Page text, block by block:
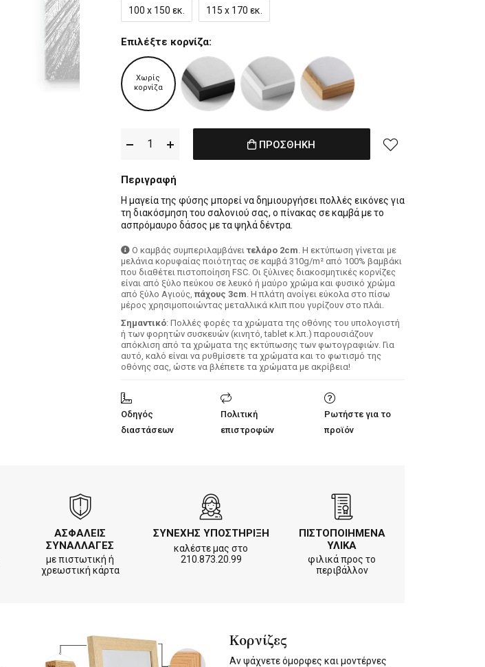
100 x 150 εκ. 115 x 170 εκ.
Επιλέξτε κορνίζα:
Χωρίς
κορνίζα
ΠΡΟΣΘΗΚΗ
Περιγραφή
Η μαγεία της φύσης μπορεί να δημιουργήσει πολλές εικόνες για
τη διακόσμηση του σαλονιού σας, ο πίνακας σε καμβά με το
ασπρόμαυρο δάσος με τα ψηλά δέντρα.
Ο καμβάς συμπεριλαμβάνει τελάρο 2cm. H εκτύπωση γίνεται με
μελάνια κορυφαίας ποιότητας σε καμβά 310g/m² από 100% βαμβάκι
που διαθέτει πιστοποίηση FSC. Οι ξύλινες διακοσμητικές κορνίζες
είναι από ξύλο πεύκου σε λευκό ή μαύρο χρώμα και φυσικό χρώμα
από ξύλο Αγιούς, πάχους 3cm. Η πλάτη ανοίγει εύκολα στο πίσω
μέρος χρησιμοποιώντας μεταλλικά κλιπ που γυρίζουν στο πλάι.
Σημαντικό: Πολλές φορές τα χρώματα της οθόνης του υπολογιστή
ή των φορητών συσκευών (κινητό, tablet κ.λπ.) παρουσιάζουν
απόκλιση από τα χρώματα της εκτύπωσης των φωτογραφιών. Για
αυτό, καλό είναι να ρυθμίσετε τα χρώματα και το φωτισμό της
οθόνης σας, ώστε να βλέπετε τα χρώματα με ακρίβεια!
Οδηγός
διαστάσεων
Πολιτική
επιστροφών
Ρωτήστε για το
προϊόν
ΑΣΦΑΛΕΙΣ
ΣΥΝΑΛΛΑΓΕΣ
με πιστωτική ή
χρεωστική κάρτα
ΣΥΝΕΧΗΣ ΥΠΟΣΤΗΡΙΞΗ
καλέστε μας στο
210.873.20.99
ΠΙΣΤΟΠΟΙΗΜΕΝΑ
ΥΛΙΚΑ
φιλικά προς το
περιβάλλον
Κορνίζες
Αν ψάχνετε όμορφες και μοντέρνες